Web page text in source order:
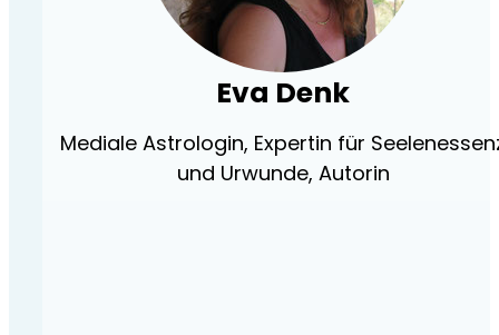
Eva Denk
Mediale Astrologin, Expertin für
und Urwunde, Autorin